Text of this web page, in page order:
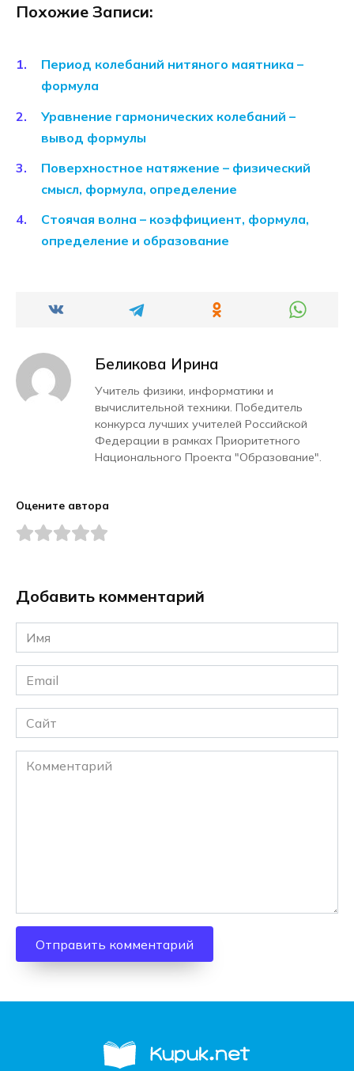
Похожие Записи:
Период колебаний нитяного маятника –
формула
Уравнение гармонических колебаний –
вывод формулы
Поверхностное натяжение – физический
смысл, формула, определение
Стоячая волна – коэффициент, формула,
определение и образование
Беликова Ирина
Учитель физики, информатики и
вычислительной техники. Победитель
конкурса лучших учителей Российской
Федерации в рамках Приоритетного
Национального Проекта "Образование".
Оцените автора
Добавить комментарий
Имя
*
Email
*
Сайт
Комментарий